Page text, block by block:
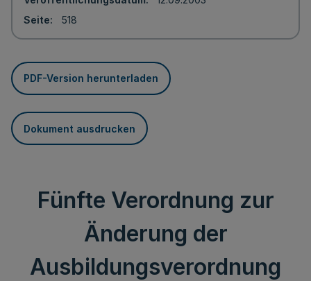
Seite
518
PDF-Version herunterladen
Dokument ausdrucken
Fünfte Verordnung zur
Änderung der
Ausbildungsverordnung